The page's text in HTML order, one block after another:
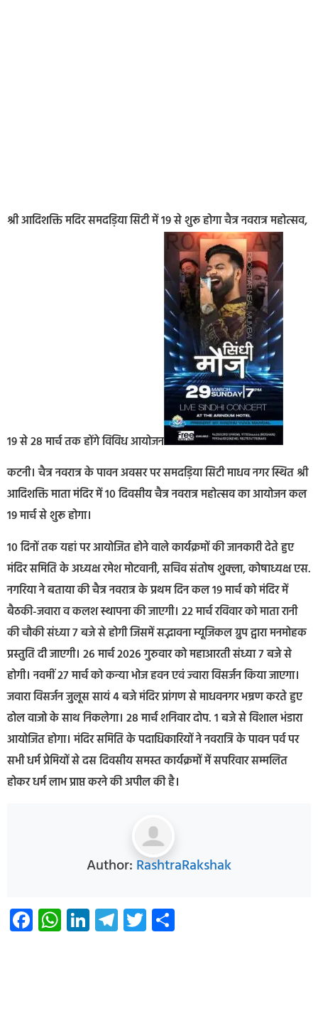
श्री आदिशक्ति मदिर समदड़िया सिटी में 19 से शुरू होगा चैत्र नवरात्र महोत्सव,
19 से 28 मार्च तक होंगे विविध आयोजन
कटनी। चैत्र नवरात्र के पावन अवसर पर समदड़िया सिटी माधव नगर स्थित श्री
आदिशक्ति माता मंदिर में 10 दिवसीय चैत्र नवरात्र महोत्सव का आयोजन कल
19 मार्च से शुरू होगा।
10 दिनों तक यहां पर आयोजित होने वाले कार्यक्रमों की जानकारी देते हुए
मंदिर समिति के अध्यक्ष रमेश मोटवानी, सचिव संतोष शुक्ला, कोषाध्यक्ष एस.
नगरिया ने बताया की चैत्र नवरात्र के प्रथम दिन कल 19 मार्च को मंदिर में
बैठकी-जवारा व कलश स्थापना की जाएगी। 22 मार्च रविवार को माता रानी
की चौकी संध्या 7 बजे से होगी जिसमें सद्भावना म्यूजिकल ग्रुप द्वारा मनमोहक
प्रस्तुति दी जाएगी। 26 मार्च 2026 गुरुवार को महाआरती संध्या 7 बजे से
होगी। नवमीं 27 मार्च को कन्या भोज हवन एवं ज्वारा विसर्जन किया जाएगा।
जवारा विसर्जन जुलूस सायं 4 बजे मंदिर प्रांगण से माधवनगर भम्रण करते हुए
ढोल वाजो के साथ निकलेगा। 28 मार्च शनिवार दोप. 1 बजे से विशाल भंडारा
आयोजित होगा। मंदिर समिति के पदाधिकारियों ने नवरात्रि के पावन पर्व पर
सभी धर्म प्रेमियों से दस दिवसीय समस्त कार्यक्रमों में सपरिवार सम्मलित
होकर धर्म लाभ प्राप्त करने की अपील की है।
Author: RashtraRakshak
Facebook
WhatsApp
LinkedIn
Telegram
Twitter